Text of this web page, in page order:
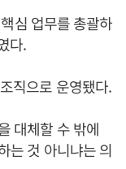
심 업무를 총괄하
다.
직으로 운영됐다.
대체할 수 밖에
는 것 아니냐는 의